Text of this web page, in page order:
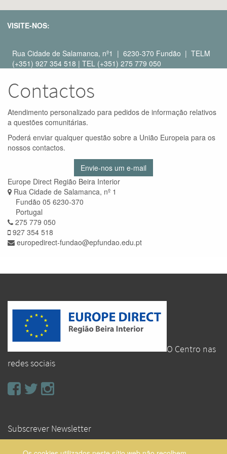
VISITE-NOS:
Rua Cidade de Salamanca, nº1 | 6230-370 Fundão | TELM
(+351) 927 354 518 | TEL (+351) 275 779 050
Contactos
Atendimento personalizado para pedidos de informação relativos
a questões comunitárias.
Poderá enviar qualquer questão sobre a União Europeia para os
nossos contactos.
Envie-nos um e-mail
Europe Direct Região Beira Interior
Rua Cidade de Salamanca, nº 1
Fundão 05 6230-370
Portugal
275 779 050
927 354 518
europedirect-fundao@epfundao.edu.pt
O Centro nas
redes sociais
Subscrever Newsletter